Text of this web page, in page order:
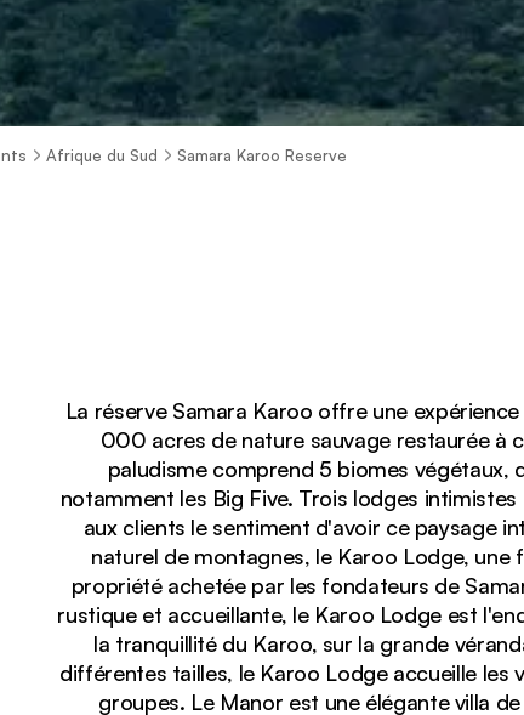
Afrique du Sud Samara Karoo Reserve
La réserve Samara Karoo offre une
000 acres de nature sauvage restaurée à
paludisme comprend 5 biomes végétaux,
notamment les Big Five. Trois lodges
aux clients le sentiment d'avoir ce paysage
naturel de montagnes, le Karoo Lodge,
propriété achetée par les fondateurs de
rustique et accueillante, le Karoo Lodge est
la tranquillité du Karoo, sur la grande
différentes tailles, le Karoo Lodge accueille les
groupes. Le Manor est une élégante villa